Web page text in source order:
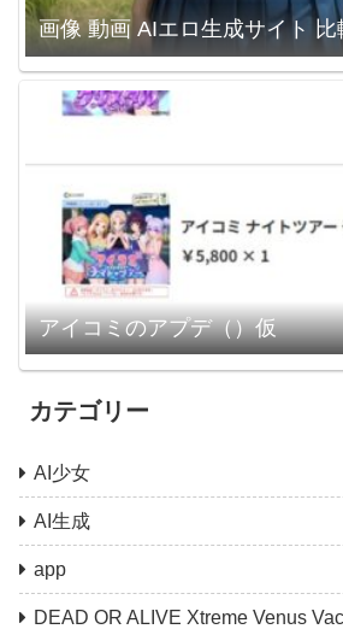
画像 動画 AIエロ生成サイト 比
アイコミのアプデ（）仮
カテゴリー
AI少女
AI生成
app
DEAD OR ALIVE Xtreme Venus